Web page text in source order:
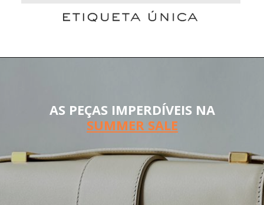
AS PEÇAS IMPERDÍVEIS NA
SUMMER SALE